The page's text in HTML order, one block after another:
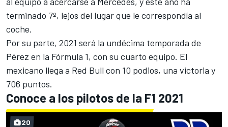
terminado 7º, lejos del lugar que le correspondía al
coche.
Por su parte, 2021 será la undécima temporada de
Pérez en la Fórmula 1, con su cuarto equipo. El
mexicano llega a Red Bull con 10 podios, una victoria y
706 puntos.
Conoce a los pilotos de la F1 2021
20